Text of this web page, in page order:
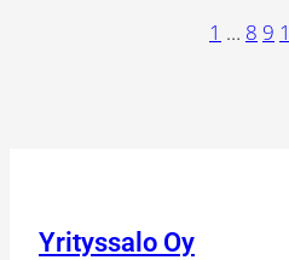
1 … 8 9
Yrityssalo Oy